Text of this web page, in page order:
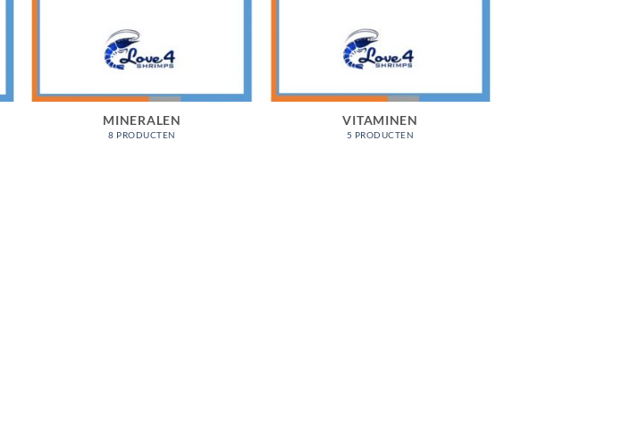
MINERALEN
8 PRODUCTEN
VITAMINEN
5 PRODUCTEN